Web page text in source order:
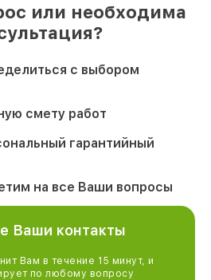
или необходима
с выбором
смету работ
гарантийный
на все Ваши вопросы
Ваши контакты
Вам в течение 15 минут, и
по любому вопросу